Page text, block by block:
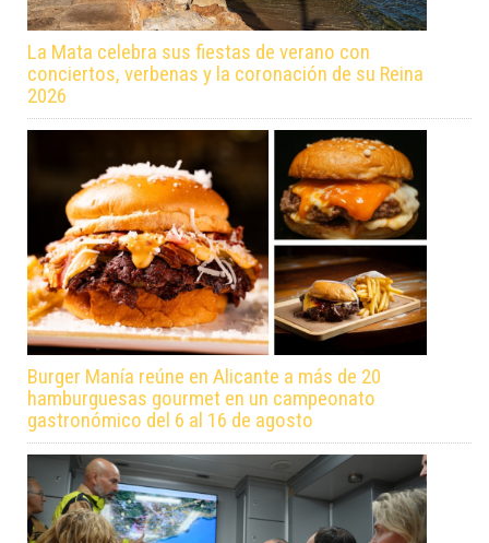
La Mata celebra sus fiestas de verano con
conciertos, verbenas y la coronación de su Reina
2026
Burger Manía reúne en Alicante a más de 20
hamburguesas gourmet en un campeonato
gastronómico del 6 al 16 de agosto